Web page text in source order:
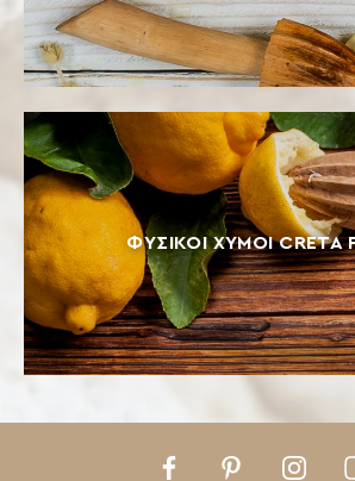
ΦΥΣΙΚΟΊ ΧΥΜΟΊ CRETA
FacebookPinterest